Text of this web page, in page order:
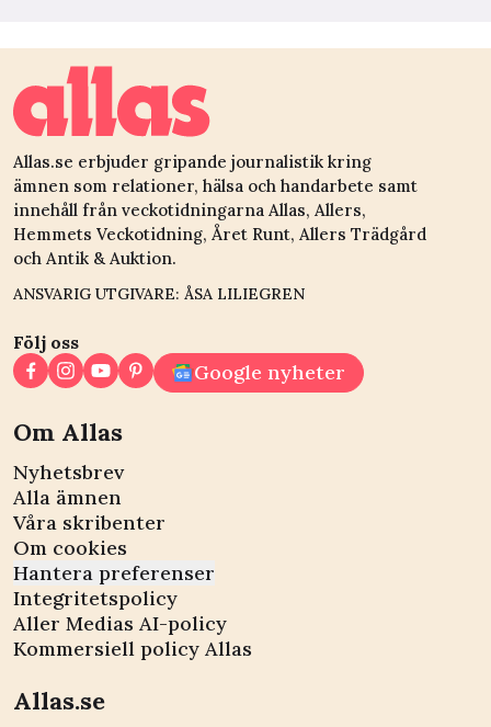
Allas.se erbjuder gripande journalistik kring
ämnen som relationer, hälsa och handarbete samt
innehåll från veckotidningarna Allas, Allers,
Hemmets Veckotidning, Året Runt, Allers Trädgård
och Antik & Auktion.
ANSVARIG UTGIVARE: ÅSA LILIEGREN
Följ oss
Google nyheter
Om Allas
Nyhetsbrev
Alla ämnen
Våra skribenter
Om cookies
Hantera preferenser
Integritetspolicy
Aller Medias AI-policy
Kommersiell policy Allas
Allas.se